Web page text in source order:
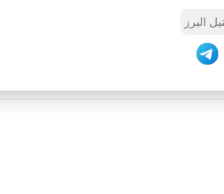
البرز